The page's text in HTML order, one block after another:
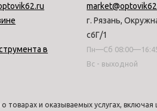
в
г. Рязань,
с6Г/1
Пн—Сб
Вс - выходной
и оказываемых услугах, включая